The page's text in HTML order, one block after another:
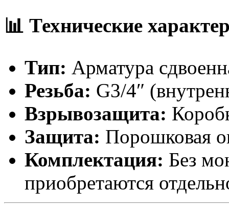
📊 Технические
Тип: Арматура
Резьба: G3/4″
Взрывозащита:
Защита: Порошковая
Комплектация: Без
приобретаются